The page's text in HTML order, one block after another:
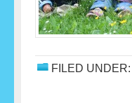
FILED UNDER: